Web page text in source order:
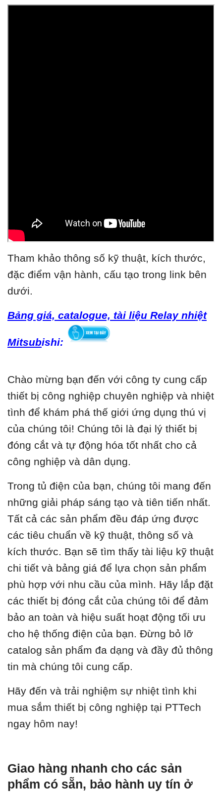
Tham khảo thông số kỹ thuật, kích thước,
đặc điểm vận hành, cấu tạo trong link bên
dưới.
Bảng giá, catalogue, tài liệu Relay nhiệt
Mitsubishi:
Chào mừng bạn đến với công ty cung cấp
thiết bị công nghiệp chuyên nghiệp và nhiệt
tình để khám phá thế giới ứng dụng thú vị
của chúng tôi! Chúng tôi là đại lý thiết bị
đóng cắt và tự động hóa tốt nhất cho cả
công nghiệp và dân dụng.
Trong tủ điện của bạn, chúng tôi mang đến
những giải pháp sáng tạo và tiên tiến nhất.
Tất cả các sản phẩm đều đáp ứng được
các tiêu chuẩn về kỹ thuật, thông số và
kích thước. Bạn sẽ tìm thấy tài liệu kỹ thuật
chi tiết và bảng giá để lựa chọn sản phẩm
phù hợp với nhu cầu của mình. Hãy lắp đặt
các thiết bị đóng cắt của chúng tôi để đảm
bảo an toàn và hiệu suất hoạt động tối ưu
cho hệ thống điện của bạn. Đừng bỏ lỡ
catalog sản phẩm đa dạng và đầy đủ thông
tin mà chúng tôi cung cấp.
Hãy đến và trải nghiệm sự nhiệt tình khi
mua sắm thiết bị công nghiệp tại PTTech
ngay hôm nay!
Giao hàng nhanh cho các sản
phẩm có sẵn, bảo hành uy tín ở